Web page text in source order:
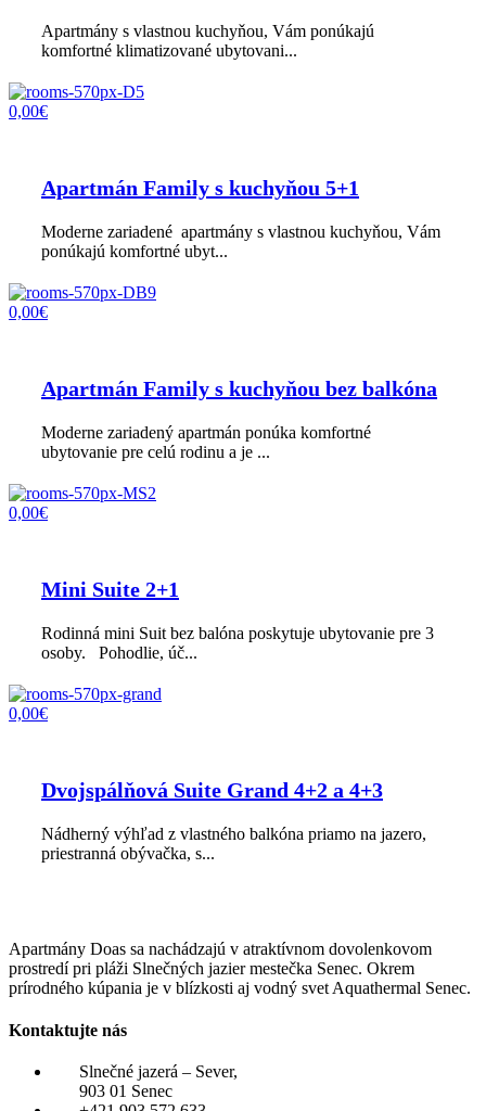
Apartmány s vlastnou kuchyňou, Vám ponúkajú
komfortné klimatizované ubytovani...
0,00€
Apartmán Family s kuchyňou 5+1
Moderne zariadené apartmány s vlastnou kuchyňou, Vám
ponúkajú komfortné ubyt...
0,00€
Apartmán Family s kuchyňou bez balkóna
Moderne zariadený apartmán ponúka komfortné
ubytovanie pre celú rodinu a je ...
0,00€
Mini Suite 2+1
Rodinná mini Suit bez balóna poskytuje ubytovanie pre 3
osoby. Pohodlie, úč...
0,00€
Dvojspálňová Suite Grand 4+2 a 4+3
Nádherný výhľad z vlastného balkóna priamo na jazero,
priestranná obývačka, s...
Apartmány Doas sa nachádzajú v atraktívnom dovolenkovom
prostredí pri pláži Slnečných jazier mestečka Senec. Okrem
prírodného kúpania je v blízkosti aj vodný svet Aquathermal Senec.
Kontaktujte nás
Slnečné jazerá – Sever,
903 01 Senec